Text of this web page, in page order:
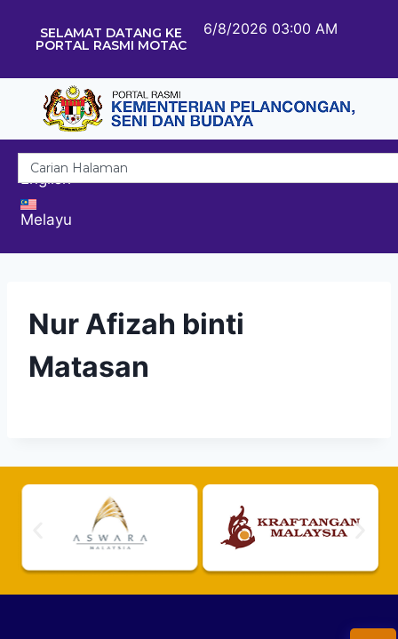
SELAMAT DATANG KE
PORTAL RASMI MOTAC
6/8/2026 03:00 AM
English
Melayu
Nur Afizah binti
Matasan